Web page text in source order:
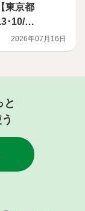
東京都
･10/2
2026年07月16日
と